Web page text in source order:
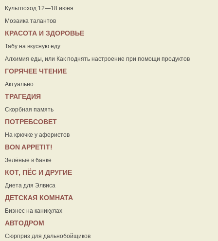
Культпоход 12—18 июня
Мозаика талантов
КРАСОТА И ЗДОРОВЬЕ
Табу на вкусную еду
Алхимия еды, или Как поднять настроение при помощи продуктов
ГОРЯЧЕЕ ЧТЕНИЕ
Актуально
ТРАГЕДИЯ
Скорбная память
ПОТРЕБСОВЕТ
На крючке у аферистов
ВON APPETIT!
Зелёные в банке
КОТ, ПЁС И ДРУГИЕ
Диета для Элвиса
ДЕТСКАЯ КОМНАТА
Бизнес на каникулах
АВТОДРОМ
Сюрприз для дальнобойщиков